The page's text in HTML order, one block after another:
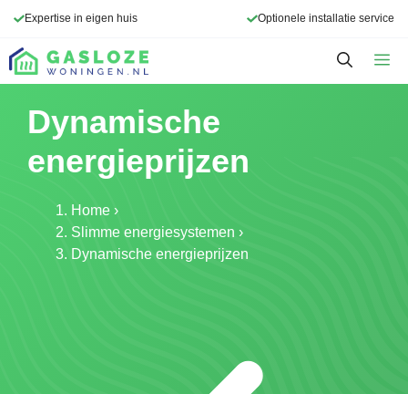
de
inhoud
Expertise in eigen huis Optionele installatie service
Dynamische
energieprijzen
Home ›
Slimme energiesystemen ›
Dynamische energieprijzen